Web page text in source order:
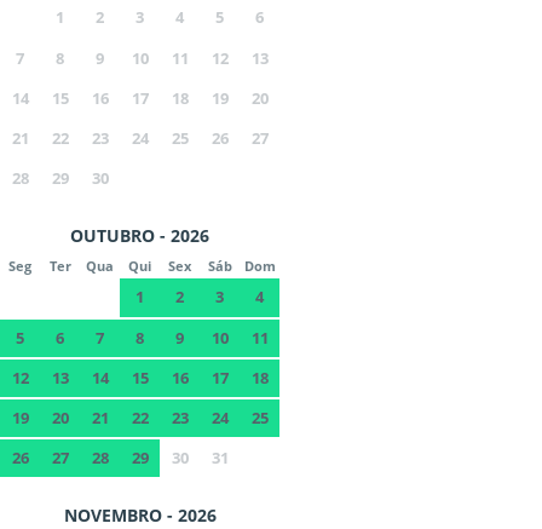
1 2 3 4 5
6
7
8 9 10 11 12
13
14
15 16 17 18 19
20
21
22 23 24 25 26
27
28
29 30
OUTUBRO - 2026
Seg Ter Qua Qui Sex Sáb Dom
1 2 3
4
5
6 7 8 9 10
11
12
13 14 15 16 17
18
19
20 21 22 23 24
25
26
27 28 29 30 31
NOVEMBRO - 2026